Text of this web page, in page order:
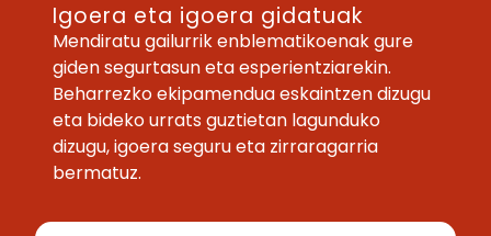
Igoera eta igoera gidatuak
Mendiratu gailurrik enblematikoenak gure
giden segurtasun eta esperientziarekin.
Beharrezko ekipamendua eskaintzen dizugu
eta bideko urrats guztietan lagunduko
dizugu, igoera seguru eta zirraragarria
bermatuz.